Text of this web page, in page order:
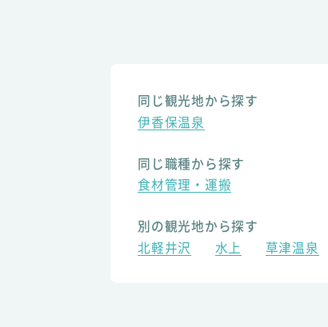
同じ観光地から探す
伊香保温泉
同じ職種から探す
食材管理・運搬
別の観光地から探す
北軽井沢
水上 草津温泉